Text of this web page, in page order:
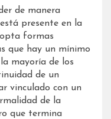
de manera
presente en la
formas
que hay un mínimo
mayoría de los
de un
vinculado con un
de la
que termina